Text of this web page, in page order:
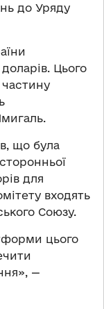
до Уряду
Цього
що була
для
входять
Союзу.
цього
—